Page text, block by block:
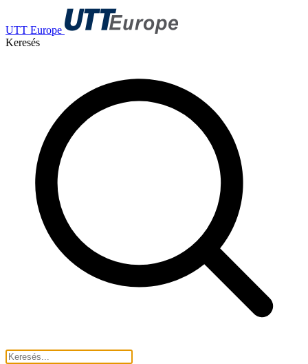
UTT Europe
Keresés